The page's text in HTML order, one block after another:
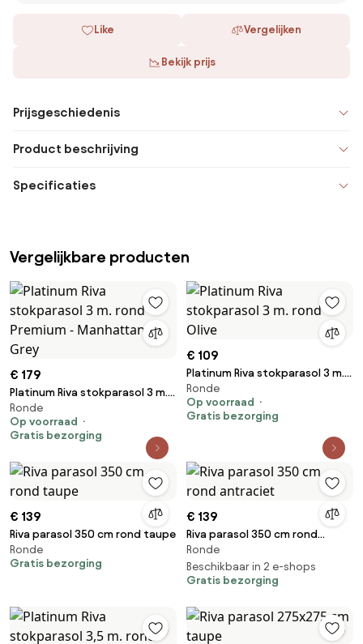
Like Vergelijken
Bekijk prijs
Prijsgeschiedenis
Product beschrijving
Specificaties
Vergelijkbare producten
€ 179
Platinum Riva stokparasol 3 m.
rond - Premium - Manhattan
Grey
Ronde
Op voorraad
Gratis bezorging
€ 109
Platinum Riva stokparasol 3 m.
rond - Olive
Ronde
Op voorraad
Gratis bezorging
€ 139
Riva parasol 350 cm rond taupe
Ronde
Gratis bezorging
€ 139
Riva parasol 350 cm rond
antraciet
Ronde
Beschikbaar in 2 e-shops
Gratis bezorging